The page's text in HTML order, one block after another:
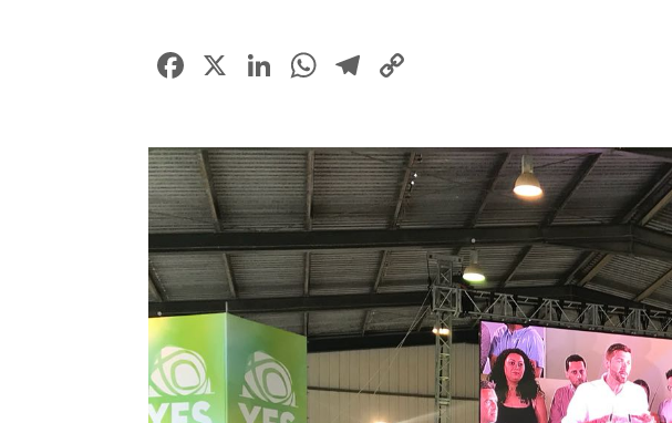
Facebook
X LinkedIn
WhatsApp
Telegram